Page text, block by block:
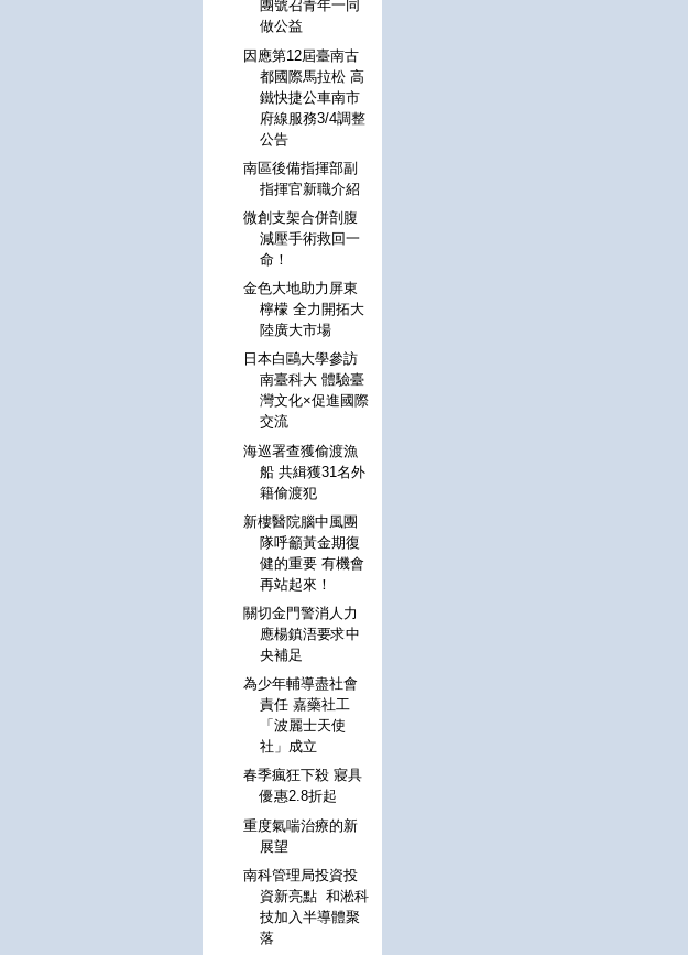
團號召青年一同
做公益
因應第12屆臺南古
都國際馬拉松 高
鐵快捷公車南市
府線服務3/4調整
公告
南區後備指揮部副
指揮官新職介紹
微創支架合併剖腹
減壓手術救回一
命！
金色大地助力屏東
檸檬 全力開拓大
陸廣大市場
日本白鷗大學參訪
南臺科大 體驗臺
灣文化×促進國際
交流
海巡署查獲偷渡漁
船 共緝獲31名外
籍偷渡犯
新樓醫院腦中風團
隊呼籲黃金期復
健的重要 有機會
再站起來！
關切金門警消人力
應楊鎮浯要求中
央補足
為少年輔導盡社會
責任 嘉藥社工
「波麗士天使
社」成立
春季瘋狂下殺 寢具
優惠2.8折起
重度氣喘治療的新
展望
南科管理局投資投
資新亮點 和淞科
技加入半導體聚
落